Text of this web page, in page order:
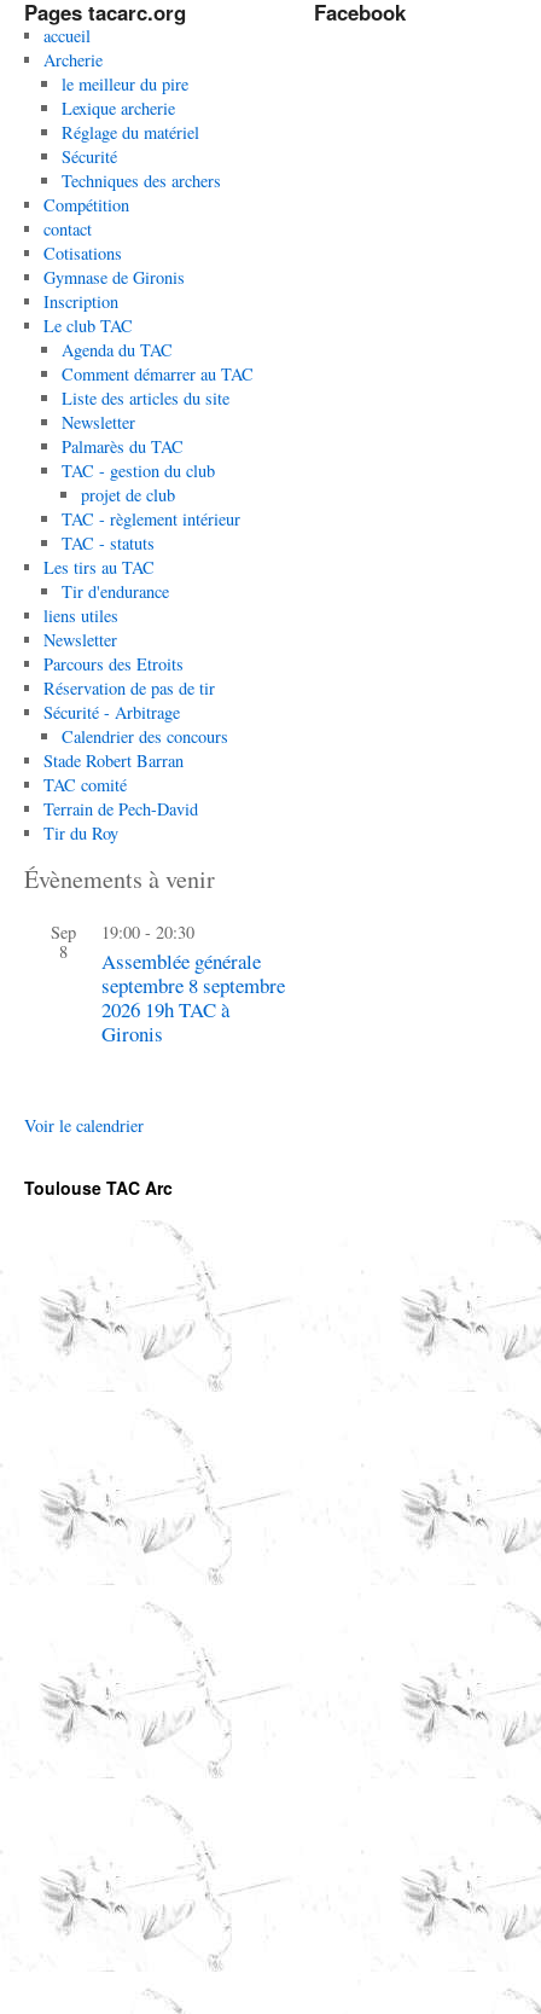
Pages tacarc.org
accueil
Archerie
le meilleur du pire
Lexique archerie
Réglage du matériel
Sécurité
Techniques des archers
Compétition
contact
Cotisations
Gymnase de Gironis
Inscription
Le club TAC
Agenda du TAC
Comment démarrer au TAC
Liste des articles du site
Newsletter
Palmarès du TAC
TAC - gestion du club
projet de club
TAC - règlement intérieur
TAC - statuts
Les tirs au TAC
Tir d'endurance
liens utiles
Newsletter
Parcours des Etroits
Réservation de pas de tir
Sécurité - Arbitrage
Calendrier des concours
Stade Robert Barran
TAC comité
Terrain de Pech-David
Tir du Roy
Évènements à venir
Sep
8
19:00 - 20:30
Assemblée générale
septembre 8 septembre
2026 19h TAC à
Gironis
Voir le calendrier
Facebook
Toulouse TAC Arc